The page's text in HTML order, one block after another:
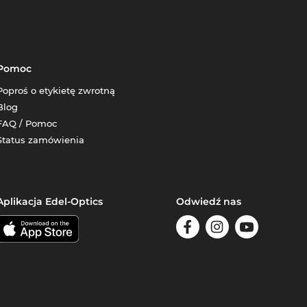
o etykietę zwrotną
/ Pomoc
zamówienia
Edel-Optics Odwiedź nas